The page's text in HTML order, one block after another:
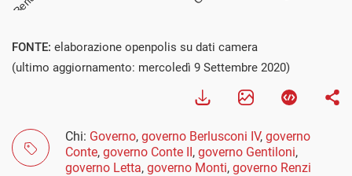
FONTE: elaborazione openpolis su dati camera
(ultimo aggiornamento: mercoledì 9 Settembre 2020)
Chi: Governo, governo Berlusconi IV, governo
Conte, governo Conte II, governo Gentiloni,
governo Letta, governo Monti, governo Renzi